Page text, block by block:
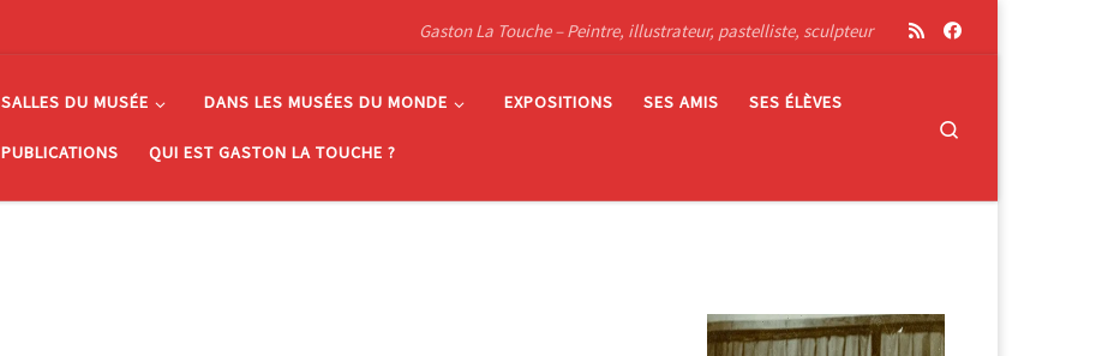
Gaston La Touche – Peintre, illustrateur, pastelliste, sculpteur
SALLES DU MUSÉE DANS LES MUSÉES DU MONDE EXPOSITIONS SES AMIS SES ÉLÈVES
PUBLICATIONS QUI EST GASTON LA TOUCHE ?